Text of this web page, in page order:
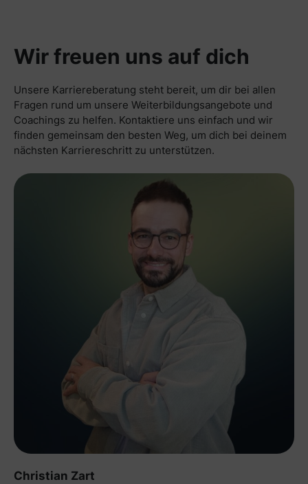
Wir freuen uns auf dich
Unsere Karriereberatung steht bereit, um dir bei allen
Fragen rund um unsere Weiterbildungsangebote und
Coachings zu helfen. Kontaktiere uns einfach und wir
finden gemeinsam den besten Weg, um dich bei deinem
nächsten Karriereschritt zu unterstützen.
Christian Zart